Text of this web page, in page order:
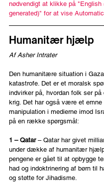
nødvendigt at klikke på "English
generated)" for at vise
Humanitær hjælp
Af Asher Intrater
Den humanitære situation i
katastrofe. Det er et moralsk
indvirker på, hvordan folk ser
krig. Det har også være et emne
manipulation i medierne imod
på en række spørgsmål:
1 – Qatar – Qatar har givet
under dække af humanitær
pengene er gået til at opbygge
had og indoktrinering af børn til
og støtte for Jihadisme.